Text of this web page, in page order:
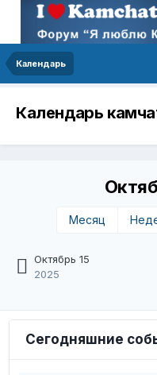
Календарь
Календарь
Октябрь 15
2025
Месяц
Сегодняшние